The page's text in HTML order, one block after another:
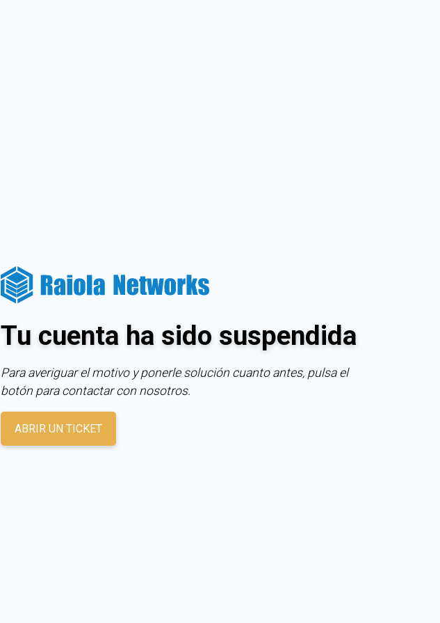
Tu cuenta ha sido suspendida
Para averiguar el motivo y ponerle solución cuanto antes, pulsa el
botón para contactar con nosotros.
ABRIR UN TICKET